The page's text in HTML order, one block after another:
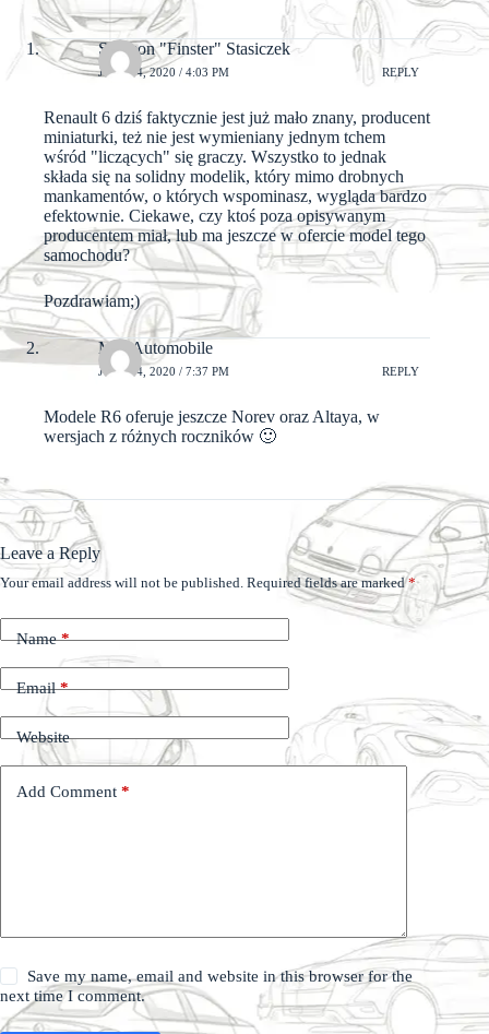
Szymon "Finster" Stasiczek
JULY 14, 2020 / 4:03 PM REPLY
Renault 6 dziś faktycznie jest już mało znany, producent
miniaturki, też nie jest wymieniany jednym tchem
wśród "liczących" się graczy. Wszystko to jednak
składa się na solidny modelik, który mimo drobnych
mankamentów, o których wspominasz, wygląda bardzo
efektownie. Ciekawe, czy ktoś poza opisywanym
producentem miał, lub ma jeszcze w ofercie model tego
samochodu?
Pozdrawiam;)
MiniAutomobile
JULY 14, 2020 / 7:37 PM REPLY
Modele R6 oferuje jeszcze Norev oraz Altaya, w
wersjach z różnych roczników 🙂
Leave a Reply
Your email address will not be published. Required fields are marked*
Name*
Email*
Website
Add Comment *
Save my name, email and website in this browser for the
next time I comment.